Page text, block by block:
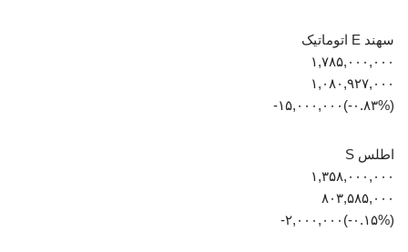
سهند E اتوماتیک
۱,۷۸۵,۰۰۰,۰۰۰
۱,۰۸۰,۹۲۷,۰۰۰
(‎-۰.۸۳%‏)‎-۱۵,۰۰۰,۰۰۰‏
اطلس S
۱,۳۵۸,۰۰۰,۰۰۰
۸۰۳,۵۸۵,۰۰۰
(‎-۰.۱۵%‏)‎-۲,۰۰۰,۰۰۰‏